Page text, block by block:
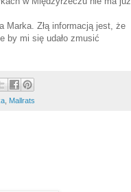
Marka. Złą informacją jest, że
by mi się udało zmusić
Mallrats